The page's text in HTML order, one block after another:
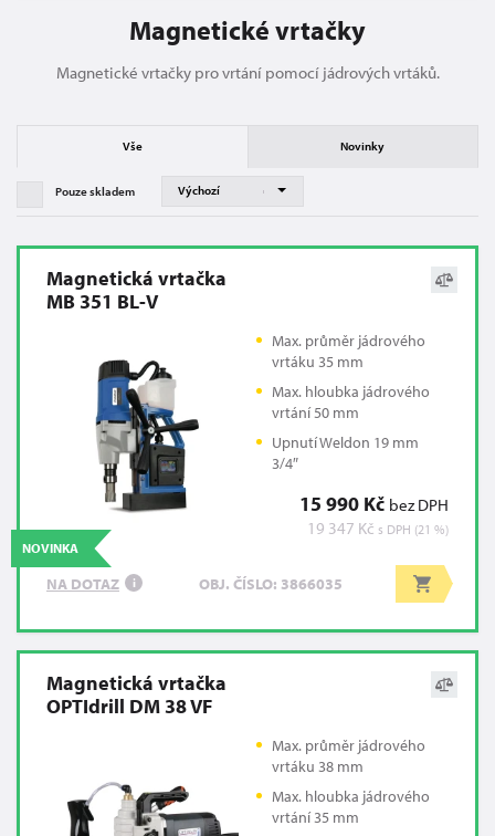
Magnetické vrtačky
Magnetické vrtačky pro vrtání pomocí jádrových vrtáků.
Vše Novinky
Pouze skladem
Magnetická vrtačka
MB 351 BL-V
Max. průměr jádrového
vrtáku 35 mm
Max. hloubka jádrového
vrtání 50 mm
Upnutí Weldon 19 mm
3/4″
15 990 Kč bez DPH
19 347 Kč s DPH (21 %)
NOVINKA
NA DOTAZ i OBJ. ČÍSLO: 3866035
Magnetická vrtačka
OPTIdrill DM 38 VF
Max. průměr jádrového
vrtáku 38 mm
Max. hloubka jádrového
vrtání 35 mm